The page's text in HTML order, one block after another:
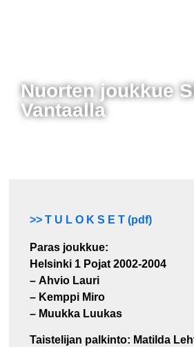
Nuorten joukkue
Vantaalla
>> T U L O K S E T (pdf)
Paras joukkue:
Helsinki 1 Pojat 2002-2004
– Ahvio Lauri
– Kemppi Miro
– Muukka Luukas
Taistelijan palkinto: Matilda